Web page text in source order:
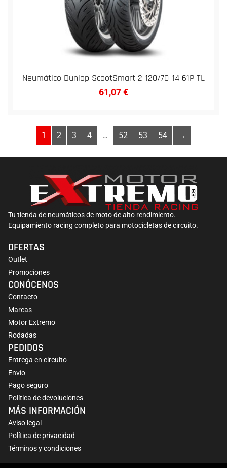
Neumático Dunlop ScootSmart 2 120/70-14 61P TL
61,07€
1 2 3 4 … 52 53 54 →
Tu tienda de neumáticos de moto de alto rendimiento.
Equipamiento racing completo para motocicletas de circuito.
OFERTAS
Outlet
Promociones
CONÓCENOS
Contacto
Marcas
Motor Extremo
Rodadas
PEDIDOS
Entrega en circuito
Envío
Pago seguro
Política de devoluciones
MÁS INFORMACIÓN
Aviso legal
Política de privacidad
Términos y condiciones